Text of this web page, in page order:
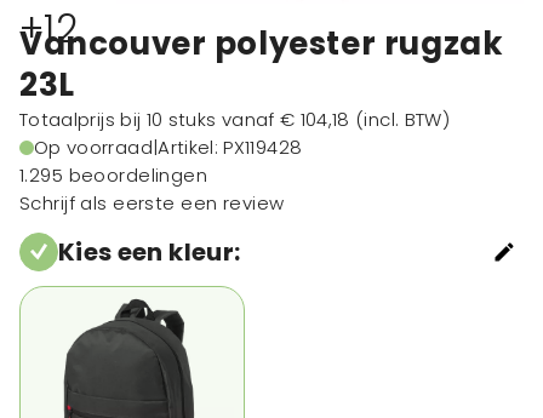
+12
Vancouver polyester rugzak
23L
Totaalprijs bij 10 stuks vanaf € 104,18 (incl. BTW)
Op voorraad|Artikel: PX119428
1.295 beoordelingen
Schrijf als eerste een review
Kies een kleur: